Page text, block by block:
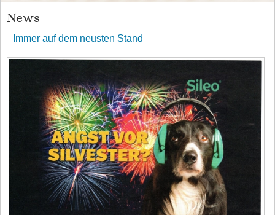
News
Immer auf dem neusten Stand